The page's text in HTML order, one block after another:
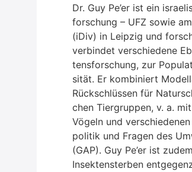
Dr. Guy Pe’er ist ein
for­schung – UFZ sowie
(iDiv) in Leip­zig und
ver­bin­det ver­schie­de­ne
tens­for­schung, zur
si­tät. Er kom­bi­niert
Rück­schlüs­sen für
chen Tier­grup­pen, v. a.
Vögeln und
po­li­tik und Fra­gen des
(GAP). Guy Pe’er ist
Insek­ten­ster­ben